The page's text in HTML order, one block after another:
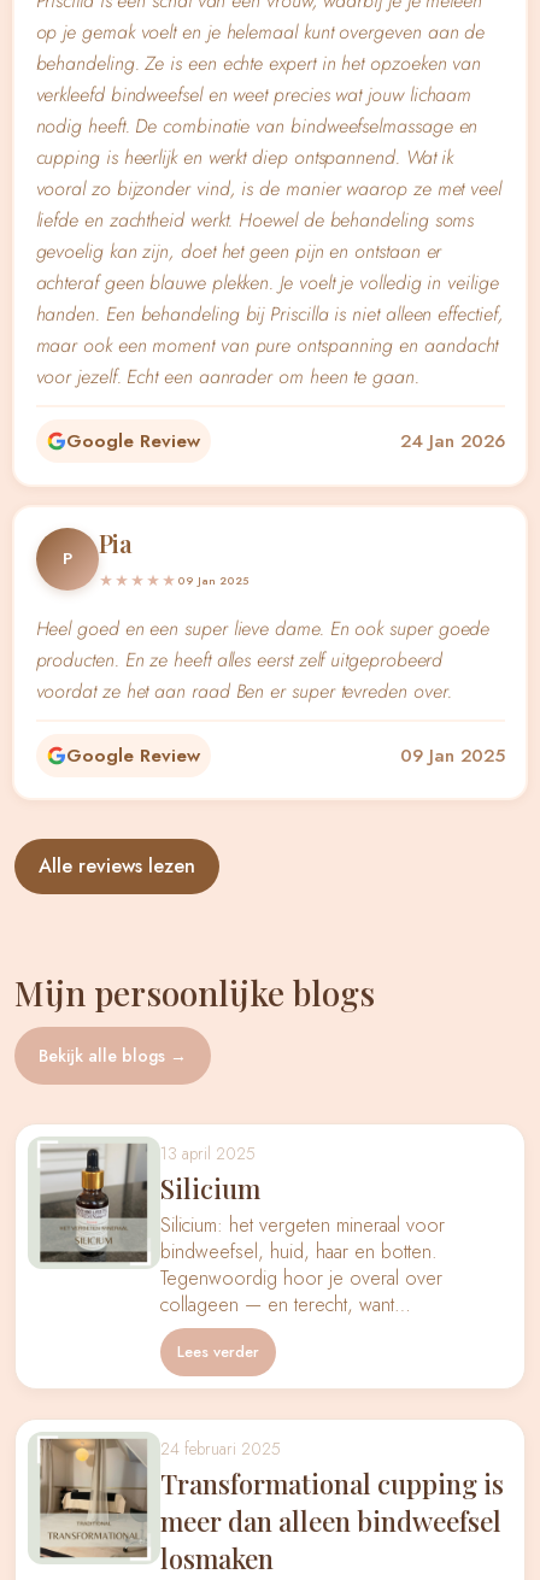
op je gemak voelt en je helemaal kunt overgeven aan de
behandeling. Ze is een echte expert in het opzoeken van
verkleefd bindweefsel en weet precies wat jouw lichaam
nodig heeft. De combinatie van bindweefselmassage en
cupping is heerlijk en werkt diep ontspannend. Wat ik
vooral zo bijzonder vind, is de manier waarop ze met veel
liefde en zachtheid werkt. Hoewel de behandeling soms
gevoelig kan zijn, doet het geen pijn en ontstaan er
achteraf geen blauwe plekken. Je voelt je volledig in veilige
handen. Een behandeling bij Priscilla is niet alleen effectief,
maar ook een moment van pure ontspanning en aandacht
voor jezelf. Echt een aanrader om heen te gaan.
Google Review 24 Jan 2026
P Pia
★★★★★ 09 Jan 2025
Heel goed en een super lieve dame. En ook super goede
producten. En ze heeft alles eerst zelf uitgeprobeerd
voordat ze het aan raad Ben er super tevreden over.
Google Review 09 Jan 2025
Alle reviews lezen
Mijn persoonlijke blogs
Bekijk alle blogs →
13 april 2025
Silicium
Silicium: het vergeten mineraal voor
bindweefsel, huid, haar en botten.
Tegenwoordig hoor je overal over
collageen — en terecht, want…
Lees verder
24 februari 2025
Transformational cupping is
meer dan alleen bindweefsel
losmaken